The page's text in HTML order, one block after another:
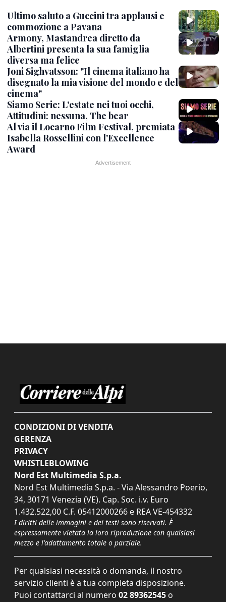
Ultimo saluto a Guccini tra applausi e
commozione a Pavana
Armony, Mastandrea diretto da
Albertini presenta la sua famiglia
diversa ma felice
Joni Sighvatsson: "Il cinema italiano ha
disegnato la mia visione del mondo e del
cinema"
Siamo Serie: L'estate nei tuoi occhi,
Attitudini: nessuna, The bear
Al via il Locarno Film Festival, premiata
Isabella Rossellini con l'Excellence
Award
CONDIZIONI DI VENDITA
GERENZA
PRIVACY
WHISTLEBLOWING
Nord Est Multimedia S.p.a.
Nord Est Multimedia S.p.a. - Via Alessandro Poerio,
34, 30171 Venezia (VE). Cap. Soc. i.v. Euro
1.432.522,00 C.F. 05412000266 e REA VE-454332
I diritti delle immagini e dei testi sono riservati. È
espressamente vietata la loro riproduzione con qualsiasi
mezzo e l'adattamento totale o parziale.
Per qualsiasi necessità o domanda, il nostro
servizio clienti è a tua completa disposizione.
Puoi contattarci al numero 02 89362545 o